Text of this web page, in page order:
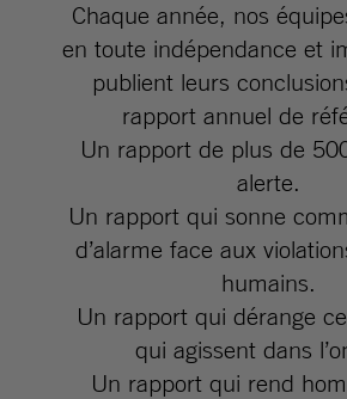
Chaque année, nos
en toute indépendance et
publient leurs
rapport annuel de
Un rapport de plus de
alerte.
Un rapport qui sonne
d’alarme face aux
humains.
Un rapport qui dérange
qui agissent dans
Un rapport qui rend